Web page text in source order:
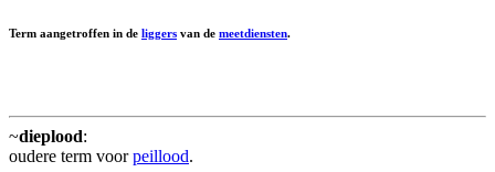
Term aangetroffen in de liggers van de meetdiensten.
~dieplood:
oudere term voorpeillood.